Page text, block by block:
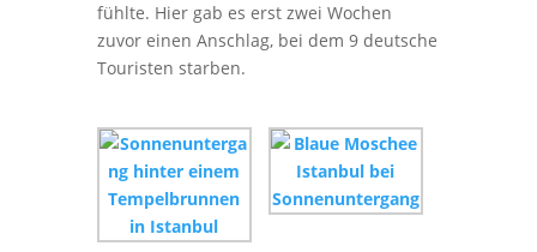
fühlte. Hier gab es erst zwei Wochen
zuvor einen Anschlag, bei dem 9 deutsche
Touristen starben.